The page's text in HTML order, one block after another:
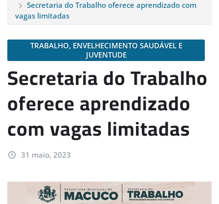
Secretaria do Trabalho oferece aprendizado com
vagas limitadas
TRABALHO, ENVELHECIMENTO SAUDÁVEL E
JUVENTUDE
Secretaria do Trabalho
oferece aprendizado
com vagas limitadas
31 maio, 2023